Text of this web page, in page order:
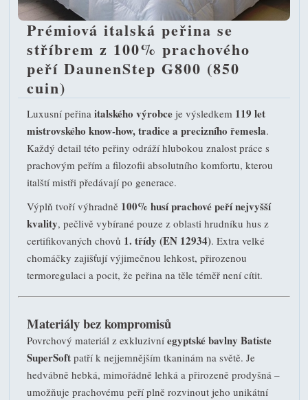
Prémiová italská peřina se
stříbrem z 100% prachového
peří DaunenStep G800 (850
cuin)
Luxusní peřina italského výrobceje výsledkem 119 let
mistrovského know-how, tradice a precizního řemesla.
Každý detail této peřiny odráží hlubokou znalost práce s
prachovým peřím a filozofii absolutního komfortu, kterou
italští mistři předávají po generace.
Výplň tvoří výhradně 100% husí prachové peří nejvyšší
kvality, pečlivě vybírané pouze z oblasti hrudníku hus z
certifikovaných chovů 1. třídy (EN 12934). Extra velké
chomáčky zajišťují výjimečnou lehkost, přirozenou
termoregulaci a pocit, že peřina na těle téměř není cítit.
Materiály bez kompromisů
Povrchový materiál z exkluzivní egyptské bavlny Batiste
SuperSoftpatří k nejjemnějším tkaninám na světě. Je
hedvábně hebká, mimořádně lehká a přirozeně prodyšná –
umožňuje prachovému peří plně rozvinout jeho unikátní